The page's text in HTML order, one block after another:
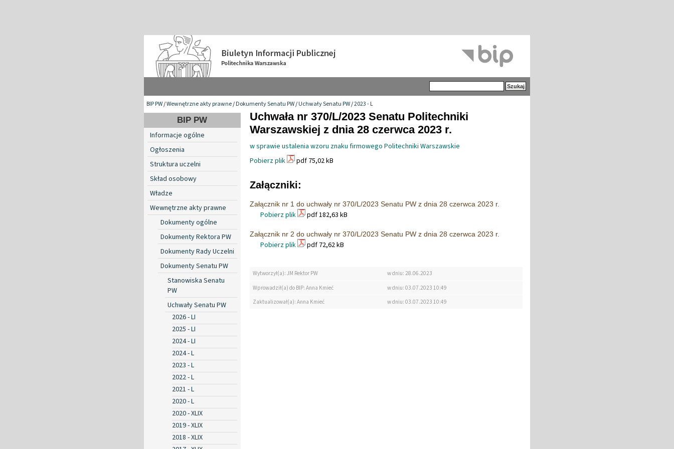
BIP PW/Wewnętrzne akty prawne/Dokumenty Senatu PW/Uchwały Senatu PW/2023 - L
BIP PW
Informacje ogólne
Ogłoszenia
Struktura uczelni
Skład osobowy
Władze
Wewnętrzne akty prawne
Dokumenty ogólne
Dokumenty Rektora PW
Dokumenty Rady Uczelni
Dokumenty Senatu PW
Stanowiska Senatu
PW
Uchwały Senatu PW
2026 - LI
2025 - LI
2024 - LI
2024 - L
2023 - L
2022 - L
2021 - L
2020 - L
2020 - XLIX
2019 - XLIX
2018 - XLIX
Uchwała nr 370/L/2023 Senatu Politechniki
Warszawskiej z dnia 28 czerwca 2023 r.
w sprawie ustalenia wzoru znaku firmowego Politechniki Warszawskie
Pobierz plik
pdf 75,02 kB
Załączniki:
Załącznik nr 1 do uchwały nr 370/L/2023 Senatu PW z dnia 28 czerwca 2023 r.
Pobierz plik pdf 182,63 kB
Załącznik nr 2 do uchwały nr 370/L/2023 Senatu PW z dnia 28 czerwca 2023 r.
Pobierz plik pdf 72,62 kB
Wytworzył(a): JM Rektor PW
w dniu: 28.06.2023
Wprowadził(a) do BIP: Anna Kmieć
w dniu: 03.07.2023 10:49
Zaktualizował(a): Anna Kmieć
w dniu: 03.07.2023 10:49